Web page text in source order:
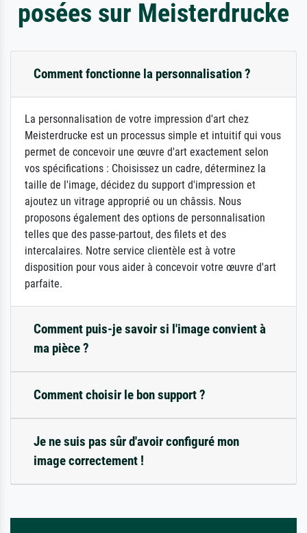
posées sur Meisterdrucke
Comment fonctionne la personnalisation ?
La personnalisation de votre impression d'art chez
Meisterdrucke est un processus simple et intuitif qui vous
permet de concevoir une œuvre d'art exactement selon
vos spécifications : Choisissez un cadre, déterminez la
taille de l'image, décidez du support d'impression et
ajoutez un vitrage approprié ou un châssis. Nous
proposons également des options de personnalisation
telles que des passe-partout, des filets et des
intercalaires. Notre service clientèle est à votre
disposition pour vous aider à concevoir votre œuvre d'art
parfaite.
Comment puis-je savoir si l'image convient à
ma pièce ?
Comment choisir le bon support ?
Je ne suis pas sûr d'avoir configuré mon
image correctement !